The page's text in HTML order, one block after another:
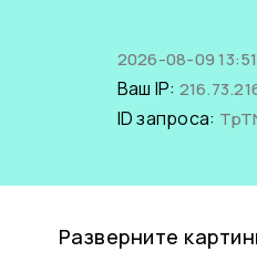
2026-08-09
Ваш IP:
ID запроса:
Разверните